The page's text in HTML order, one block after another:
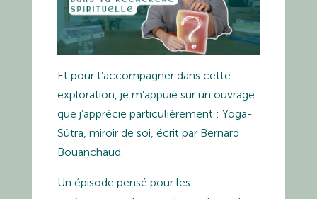
Et pour t’accompagner dans cette
exploration, je m’appuie sur un ouvrage
que j’apprécie particulièrement : Yoga-
Sûtra, miroir de soi, écrit par Bernard
Bouanchaud.
Un épisode pensé pour les